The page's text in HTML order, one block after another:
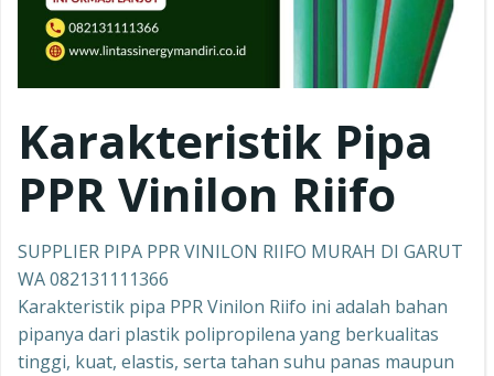
Karakteristik Pipa
PPR Vinilon Riifo
SUPPLIER PIPA PPR VINILON RIIFO MURAH DI GARUT
WA 082131111366
Karakteristik pipa PPR Vinilon Riifo ini adalah bahan
pipanya dari plastik polipropilena yang berkualitas
tinggi, kuat, elastis, serta tahan suhu panas maupun